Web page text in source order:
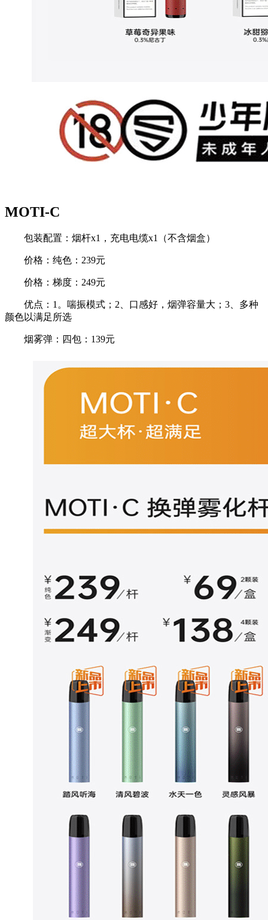
MOTI-C
包装配置：烟杆x1，充电电缆x1（不含烟盒）
价格：纯色：239元
价格：梯度：249元
优点：1。喘振模式；2、口感好，烟弹容量大；3、多种
颜色以满足所选
烟雾弹：四包：139元